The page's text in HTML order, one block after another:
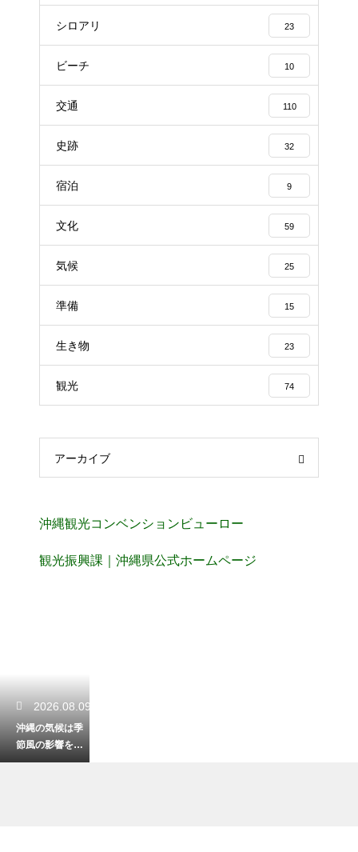
シロアリ 23
ビーチ 10
交通 110
史跡 32
宿泊 9
文化 59
気候 25
準備 15
生き物 23
観光 74
アーカイブ
沖縄観光コンベンションビューロー
観光振興課｜沖縄県公式ホームページ
2026.08.09
沖縄の気候は季
節風の影響を受
ける？旅行前に